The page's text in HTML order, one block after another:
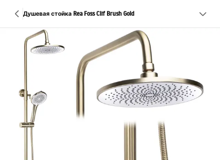
Душевая стойка Rea Foss Clif Brush Gold